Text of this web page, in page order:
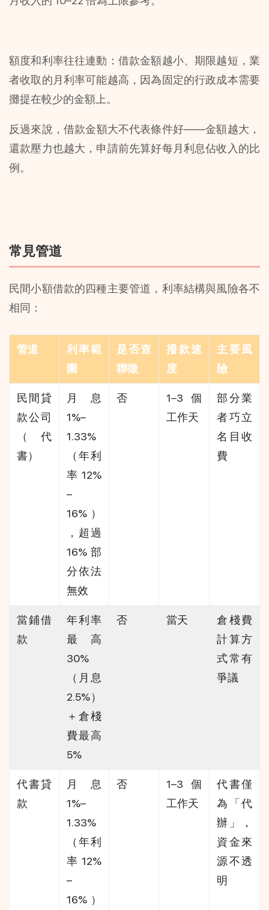
額度和利率往往連動：借款金額越小、期限越短，業
者收取的月利率可能越高，因為固定的行政成本需要
攤提在較少的金額上。
反過來說，借款金額大不代表條件好——金額越大，
還款壓力也越大，申請前先算好每月利息佔收入的比
例。
常見管道
民間小額借款的四種主要管道，利率結構與風險各不
相同：
管道
利率範
圍
是否查
聯徵
撥款速
度
主要風
險
民間貸
款公司
（代
書）
月息
1%–
1.33%
（年利
率 12%
–
16%）
，超過
16% 部
分依法
無效
否
1–3 個
工作天
部分業
者巧立
名目收
費
當鋪借
款
年利率
最高
30%
（月息
2.5%）
＋倉棧
費最高
5%
否 當天
倉棧費
計算方
式常有
爭議
代書貸
款
月息
1%–
1.33%
（年利
率 12%
–
16%）
否
1–3 個
工作天
代書僅
為「代
辦」，
資金來
源不透
明